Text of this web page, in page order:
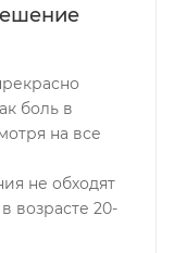
боль в
на все
не обходят
возрасте 20-